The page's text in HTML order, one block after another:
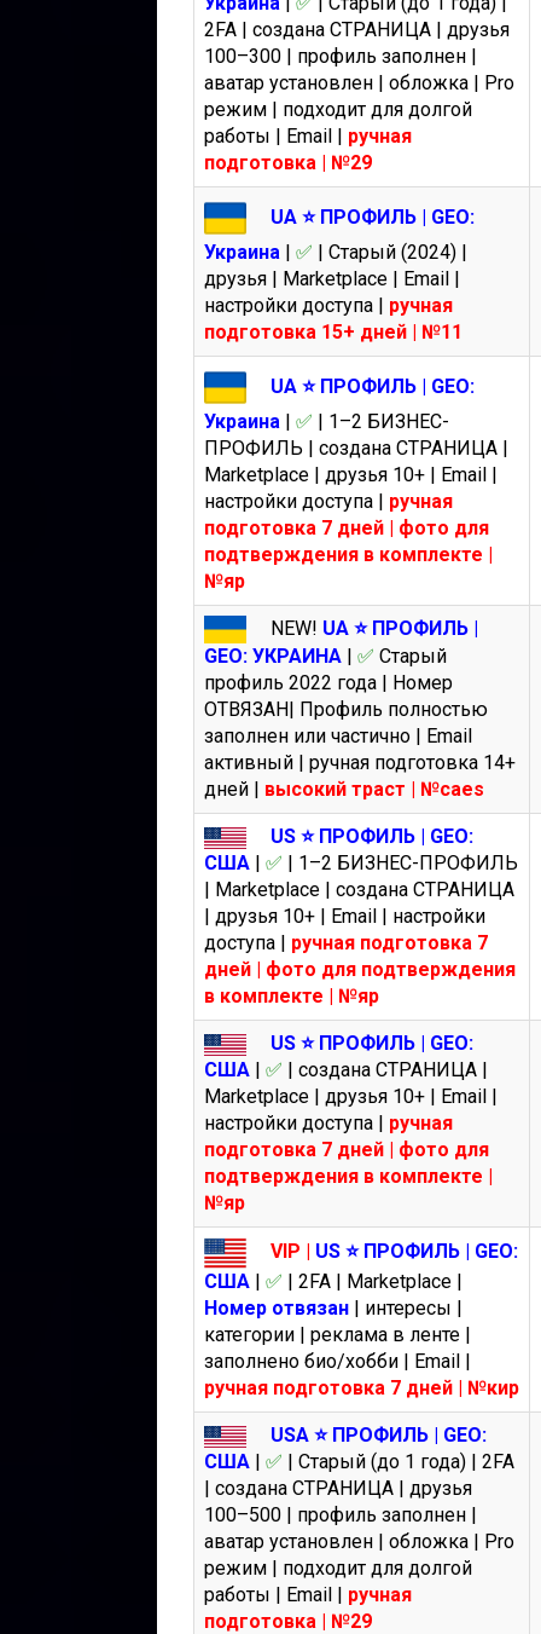
2FA | создана СТРАНИЦА | друзья
100–300 | профиль заполнен |
аватар установлен | обложка | Pro
режим | подходит для долгой
работы | Email | ручная
подготовка | №29
UA ⭐️ ПРОФИЛЬ | GEO:
Украина | ✅ | Старый (2024) |
друзья | Marketplace | Email |
настройки доступа | ручная
подготовка 15+ дней | №11
UA ⭐️ ПРОФИЛЬ | GEO:
Украина | ✅ | 1–2 БИЗНЕС-
ПРОФИЛЬ | создана СТРАНИЦА |
Marketplace | друзья 10+ | Email |
настройки доступа | ручная
подготовка 7 дней | фото для
подтверждения в комплекте |
№яр
NEW! UA ⭐️ ПРОФИЛЬ |
GEO: УКРАИНА
✅ Старый
профиль 2022 года | Номер
ОТВЯЗАН| Профиль полностью
заполнен или частично | Email
активный | ручная подготовка 14+
дней | высокий траст | №caes
US ⭐️ ПРОФИЛЬ | GEO:
США | ✅ | 1–2 БИЗНЕС-ПРОФИЛЬ
| Marketplace | создана СТРАНИЦА
| друзья 10+ | Email | настройки
доступа | ручная подготовка 7
дней | фото для подтверждения
в комплекте | №яр
US ⭐️ ПРОФИЛЬ | GEO:
США | ✅ | создана СТРАНИЦА |
Marketplace | друзья 10+ | Email |
настройки доступа | ручная
подготовка 7 дней | фото для
подтверждения в комплекте |
№яр
VIP | US ⭐️ ПРОФИЛЬ | GEO:
США
✅ | 2FA | Marketplace |
Номер отвязан
| интересы |
категории | реклама в ленте |
заполнено био/хобби | Email |
ручная подготовка 7 дней | №кир
USA ⭐️ ПРОФИЛЬ | GEO:
США | ✅ | Старый (до 1 года) | 2FA
| создана СТРАНИЦА | друзья
100–500 | профиль заполнен |
аватар установлен | обложка | Pro
режим | подходит для долгой
работы | Email | ручная
подготовка | №29